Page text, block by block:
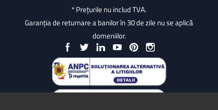
* Prețurile nu includ TVA.
Garanția de returnare a banilor în 30 de zile nu se aplică
domeniilor.